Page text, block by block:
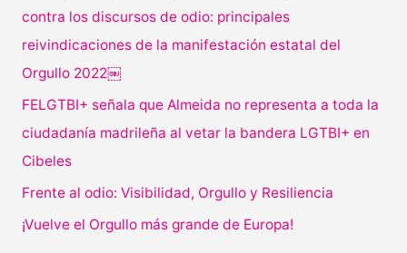
contra los discursos de odio: principales
reivindicaciones de la manifestación estatal del
Orgullo 2022￼
FELGTBI+ señala que Almeida no representa a toda la
ciudadanía madrileña al vetar la bandera LGTBI+ en
Cibeles
Frente al odio: Visibilidad, Orgullo y Resiliencia
¡Vuelve el Orgullo más grande de Europa!